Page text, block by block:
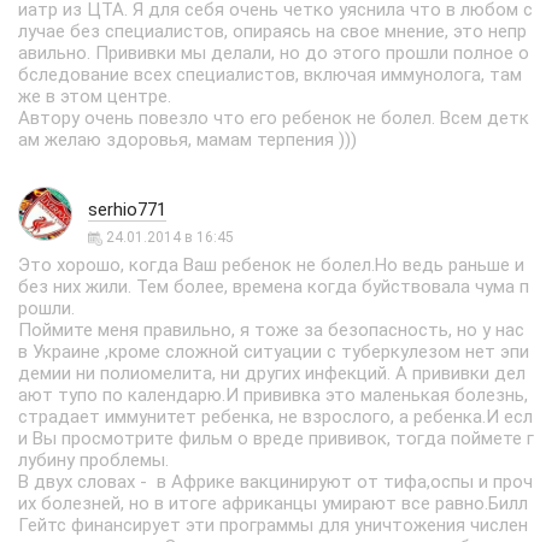
иатр из ЦТА. Я для себя очень четко уяснила что в любом с
лучае без специалистов, опираясь на свое мнение, это непр
авильно. Прививки мы делали, но до этого прошли полное о
бследование всех специалистов, включая иммунолога, там
же в этом центре.
Автору очень повезло что его ребенок не болел. Всем детк
ам желаю здоровья, мамам терпения )))
serhio771
24.01.2014 в 16:45
Это хорошо, когда Ваш ребенок не болел.Но ведь раньше и
без них жили. Тем более, времена когда буйствовала чума п
рошли.
Поймите меня правильно, я тоже за безопасность, но у нас
в Украине ,кроме сложной ситуации с туберкулезом нет эпи
демии ни полиомелита, ни других инфекций. А прививки дел
ают тупо по календарю.И прививка это маленькая болезнь,
страдает иммунитет ребенка, не взрослого, а ребенка.И есл
и Вы просмотрите фильм о вреде прививок, тогда поймете г
лубину проблемы.
В двух словах - в Африке вакцинируют от тифа,оспы и проч
их болезней, но в итоге африканцы умирают все равно.Билл
Гейтс финансирует эти программы для уничтожения числен